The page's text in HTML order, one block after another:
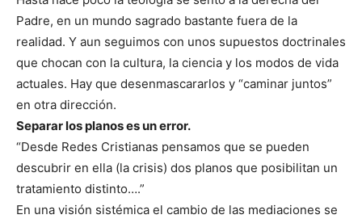
Padre, en un mundo sagrado bastante fuera de la
realidad. Y aun seguimos con unos supuestos doctrinales
que chocan con la cultura, la ciencia y los modos de vida
actuales. Hay que desenmascararlos y “caminar juntos”
en otra dirección.
Separar los planos es un error.
“Desde Redes Cristianas pensamos que se pueden
descubrir en ella (la crisis) dos planos que posibilitan un
tratamiento distinto….”
En una visión sistémica el cambio de las mediaciones se